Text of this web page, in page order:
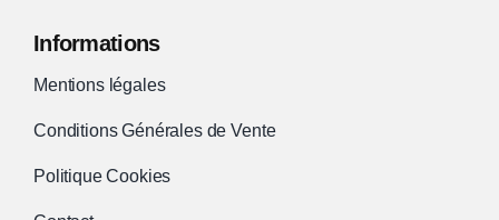
Informations
Mentions légales
Conditions Générales de Vente
Politique Cookies